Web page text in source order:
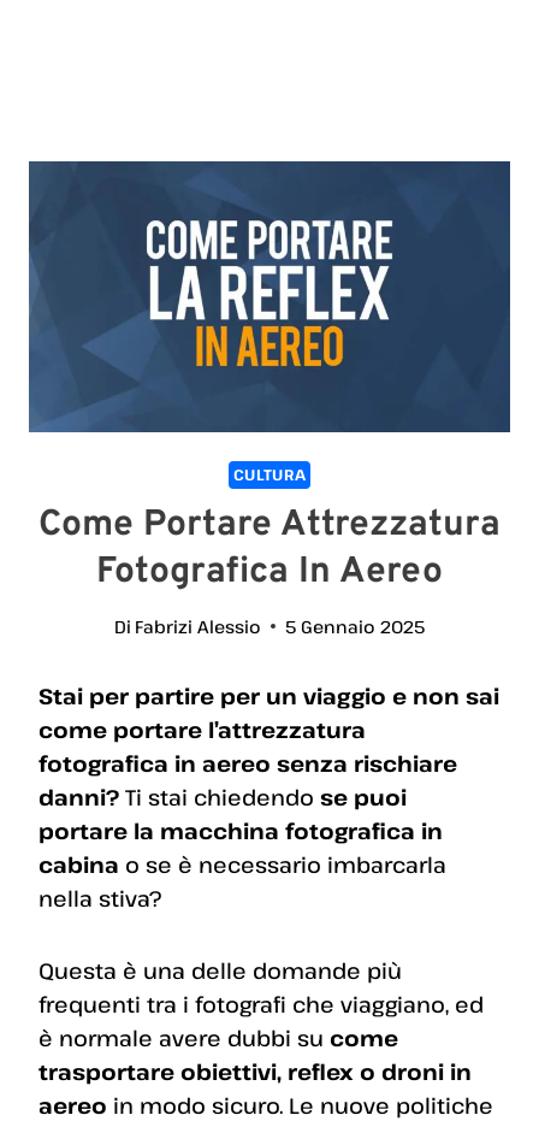
CULTURA
Come Portare Attrezzatura
Fotografica In Aereo
Di Fabrizi Alessio 5 Gennaio 2025
Stai per partire per un viaggio e non sai
come portare l’attrezzatura
fotografica in aereo senza rischiare
danni? Ti stai chiedendo se puoi
portare la macchina fotografica in
cabina o se è necessario imbarcarla
nella stiva?
Questa è una delle domande più
frequenti tra i fotografi che viaggiano, ed
è normale avere dubbi su come
trasportare obiettivi, reflex o droni in
aereo in modo sicuro. Le nuove politiche